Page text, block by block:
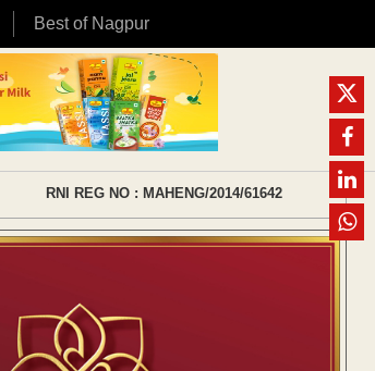
Best of Nagpur
RNI REG NO : MAHENG/2014/61642